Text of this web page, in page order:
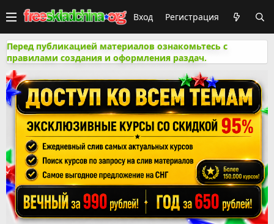
Вход Регистрация
Перед публикацией материалов ознакомьтесь с
правилами создания и оформления раздач.